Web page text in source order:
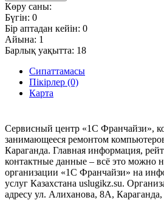
Көру саны:
Бүгін: 0
Бір аптадан кейін: 0
Айына: 1
Барлық уақытта: 18
Сипаттамасы
Пікірлер (0)
Карта
Сервисный центр «1С Франчайзи»,
занимающееся ремонтом
Караганда. Главная информация,
контактные данные – всё это можно
организации «1С Франчайзи» на
услуг Казахстана uslugikz.su.
адресу ул. Алиханова, 8А, Караганда,